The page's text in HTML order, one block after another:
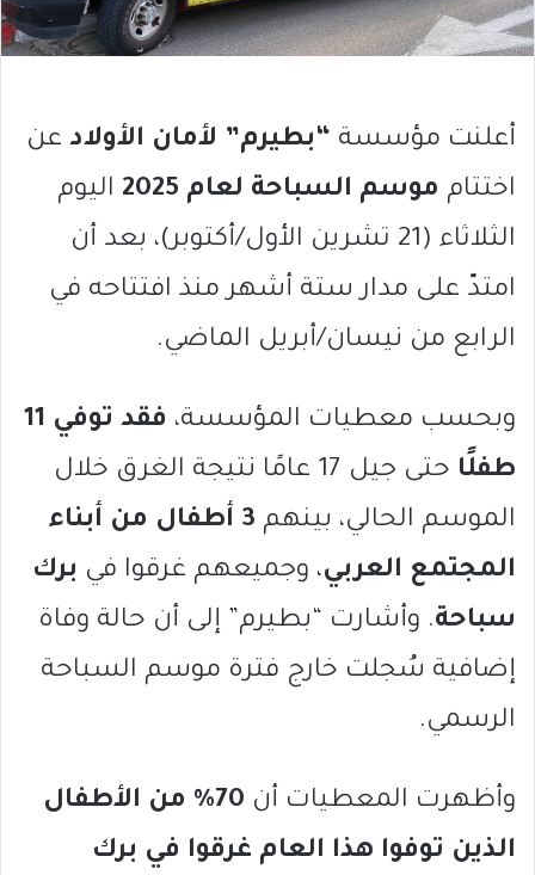
أعلنت مؤسسة “بطيرم” لأمان الأولاد عن
اختتام موسم السباحة لعام 2025
اليوم
الثلاثاء (21 تشرين الأول/أكتوبر)، بعد أن
امتدّ على مدار ستة أشهر منذ افتتاحه في
الرابع من نيسان/أبريل الماضي.
وبحسب معطيات المؤسسة،
فقد توفي 11
طفلًا
حتى جيل 17 عامًا نتيجة الغرق خلال
الموسم الحالي، بينهم
3 أطفال من أبناء
المجتمع العربي، وجميعهم غرقوا في برك
سباحة. وأشارت “بطيرم” إلى أن حالة وفاة
إضافية سُجلت خارج فترة موسم السباحة
الرسمي.
وأظهرت المعطيات أن
70% من الأطفال
الذين توفوا هذا العام غرقوا في برك